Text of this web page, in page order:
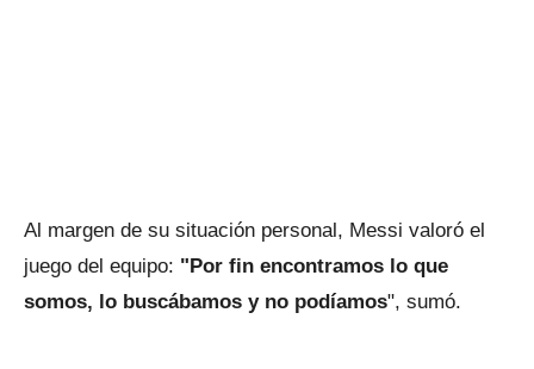
Al margen de su situación personal, Messi valoró el
juego del equipo: "Por fin encontramos lo que
somos, lo buscábamos y no podíamos", sumó.